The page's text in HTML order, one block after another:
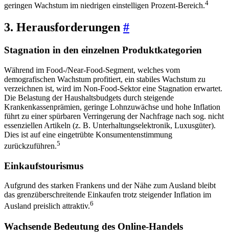
geringen Wachstum im niedrigen einstelligen Prozent-Bereich.4
3. Herausforderungen #
Stagnation in den einzelnen Produktkategorien
Während im Food-/Near-Food-Segment, welches vom
demografischen Wachstum profitiert, ein stabiles Wachstum zu
verzeichnen ist, wird im Non-Food-Sektor eine Stagnation erwartet.
Die Belastung der Haushaltsbudgets durch steigende
Krankenkassenprämien, geringe Lohnzuwächse und hohe Inflation
führt zu einer spürbaren Verringerung der Nachfrage nach sog. nicht
essenziellen Artikeln (z. B. Unterhaltungselektronik, Luxusgüter).
Dies ist auf eine eingetrübte Konsumentenstimmung
zurückzuführen.5
Einkaufstourismus
Aufgrund des starken Frankens und der Nähe zum Ausland bleibt
das grenzüberschreitende Einkaufen trotz steigender Inflation im
Ausland preislich attraktiv.6
Wachsende Bedeutung des Online-Handels